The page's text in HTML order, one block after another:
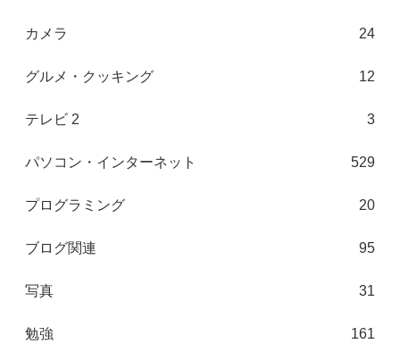
カメラ 24
グルメ・クッキング 12
テレビ 2 3
パソコン・インターネット 529
プログラミング 20
ブログ関連 95
写真 31
勉強 161